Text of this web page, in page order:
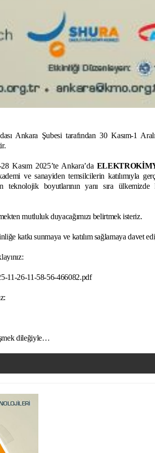
Ankara Şubesi tarafından30 Kasım-1
Kasım 2025’te Ankara’da
ve sanayiden temsilcilerin
teknolojik boyutlarının yanı sıra
mutluluk duyacağımızı belirtmek isteriz.
katkı sunmaya ve katılım sağlamaya davet
11-26-11-58-56-466082.pdf
dileğiyle…